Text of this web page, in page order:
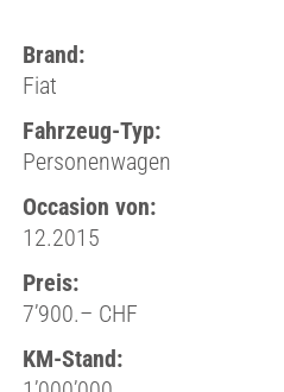
Brand:
Fiat
Fahrzeug-Typ:
Personenwagen
Occasion von:
12.2015
Preis:
7’900.– CHF
KM-Stand: